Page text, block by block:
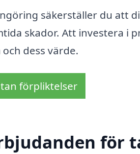
säkerställer du att
skador. Att investera i
dess värde.
förpliktelser
för